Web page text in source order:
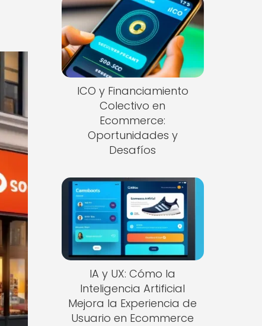
ICO y Financiamiento
Colectivo en
Ecommerce:
Oportunidades y
Desafíos
IA y UX: Cómo la
Inteligencia Artificial
Mejora la Experiencia de
Usuario en Ecommerce